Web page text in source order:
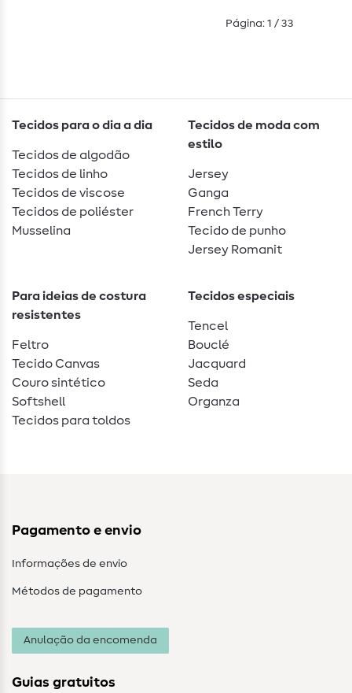
Página: 1 / 33
Tecidos para o dia a dia
Tecidos de algodão
Tecidos de linho
Tecidos de viscose
Tecidos de poliéster
Musselina
Tecidos de moda com
estilo
Jersey
Ganga
French Terry
Tecido de punho
Jersey Romanit
Para ideias de costura
resistentes
Feltro
Tecido Canvas
Couro sintético
Softshell
Tecidos para toldos
Tecidos especiais
Tencel
Bouclé
Jacquard
Seda
Organza
Pagamento e envio
Informações de envio
Métodos de pagamento
Anulação da encomenda
Guias gratuitos